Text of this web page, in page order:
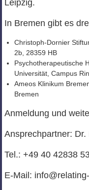
Leipzig.
In Bremen gibt es
Christoph-Dornier
2b, 28359 HB
Psychotherapeutische
Universität, Campus
Ameos Klinikum
Bremen
Anmeldung und
Ansprechpartner:
Tel.: +49 40 42838
E-Mail: